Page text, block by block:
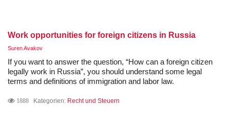
Work opportunities for foreign citizens in Russia
Suren Avakov
If you want to answer the question, “How can a foreign citizen
legally work in Russia”, you should understand some legal
terms and definitions of immigration and labor law.
1888 Kategorien: Recht und Steuern